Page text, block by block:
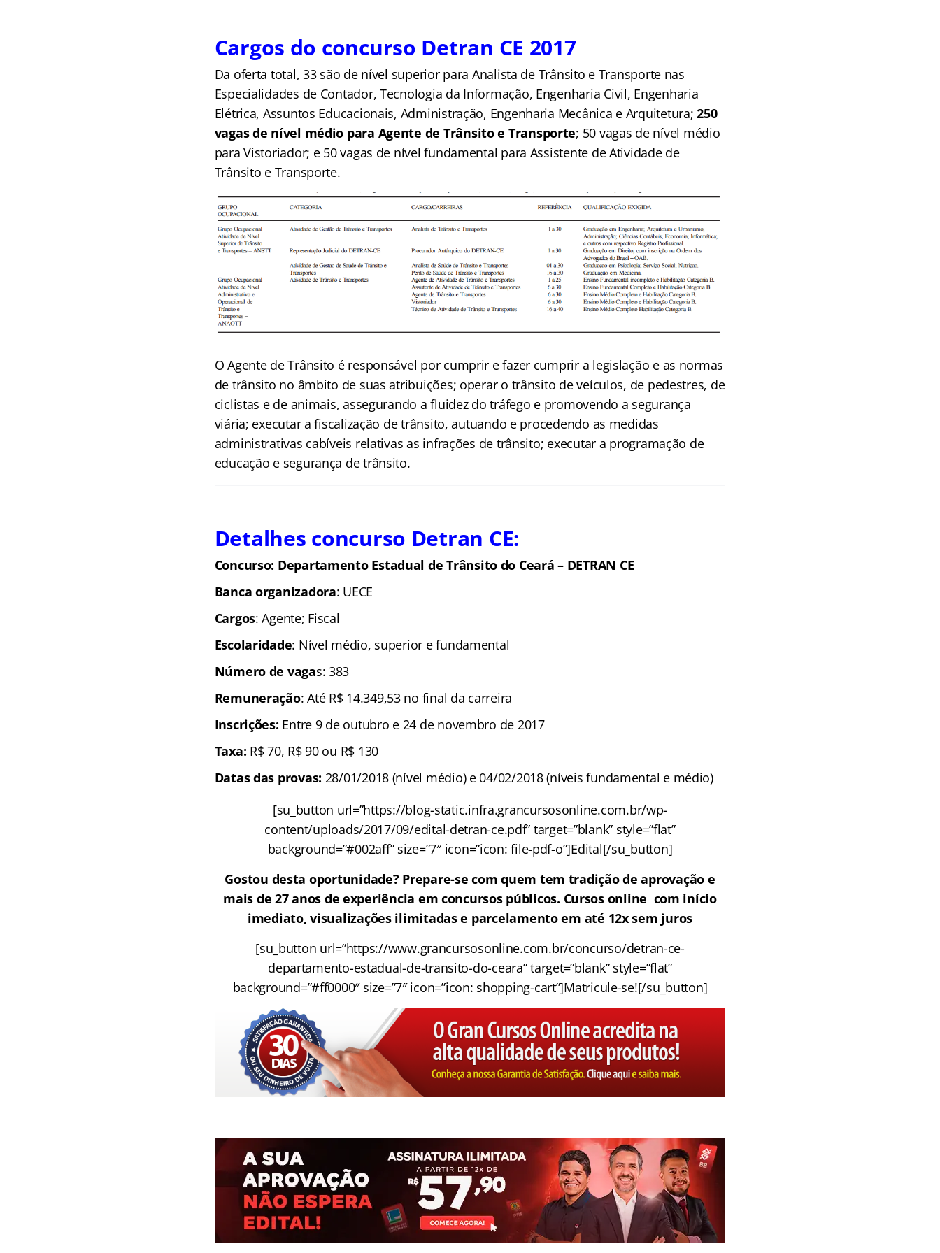
Cargos do concurso Detran CE 2017
Da oferta total, 33 são de nível superior para Analista de Trânsito e Transporte nas
Especialidades de Contador, Tecnologia da Informação, Engenharia Civil, Engenharia
Elétrica, Assuntos Educacionais, Administração, Engenharia Mecânica e Arquitetura; 250
vagas de nível médio para Agente de Trânsito e Transporte; 50 vagas de nível médio
para Vistoriador; e 50 vagas de nível fundamental para Assistente de Atividade de
Trânsito e Transporte.
O Agente de Trânsito é responsável por cumprir e fazer cumprir a legislação e as normas
de trânsito no âmbito de suas atribuições; operar o trânsito de veículos, de pedestres, de
ciclistas e de animais, assegurando a fluidez do tráfego e promovendo a segurança
viária; executar a fiscalização de trânsito, autuando e procedendo as medidas
administrativas cabíveis relativas as infrações de trânsito; executar a programação de
educação e segurança de trânsito.
Detalhes concurso Detran CE:
Concurso: Departamento Estadual de Trânsito do Ceará – DETRAN CE
Banca organizadora: UECE
Cargos: Agente; Fiscal
Escolaridade: Nível médio, superior e fundamental
Número de vagas: 383
Remuneração: Até R$ 14.349,53 no final da carreira
Inscrições: Entre 9 de outubro e 24 de novembro de 2017
Taxa: R$ 70, R$ 90 ou R$ 130
Datas das provas: 28/01/2018 (nível médio) e 04/02/2018 (níveis fundamental e médio)
[su_button url=”https://blog-static.infra.grancursosonline.com.br/wp-
content/uploads/2017/09/edital-detran-ce.pdf” target=”blank” style=”flat”
background=”#002aff” size=”7″ icon=”icon: file-pdf-o”]Edital[/su_button]
Gostou desta oportunidade? Prepare-se com quem tem tradição de aprovação e
mais de 27 anos de experiência em concursos públicos. Cursos online com início
imediato, visualizações ilimitadas e parcelamento em até 12x sem juros
[su_button url=”https://www.grancursosonline.com.br/concurso/detran-ce-
departamento-estadual-de-transito-do-ceara” target=”blank” style=”flat”
background=”#ff0000″ size=”7″ icon=”icon: shopping-cart”]Matricule-se![/su_button]